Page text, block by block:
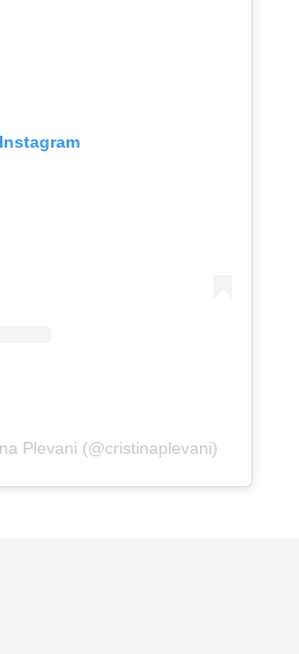
Plevani (@cristinaplevani)